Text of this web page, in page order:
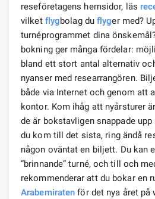
reseföretagens hemsidor, läs
vilket flygbolag duflyger med?
turnéprogrammet dina
bokning ger många fördelar:
bland ett stort antal alternativ
nyanser med researrangören.
både via Internet och genom att
kontor. Kom ihåg att nyårsturer
de är bokstavligen snappade
du kom till det sista, ring ändå
någon oväntat en biljett. Du kan
”brinnande” turné, och till och
rekommenderar att du bokar en
Arabemiraten för det nya året på